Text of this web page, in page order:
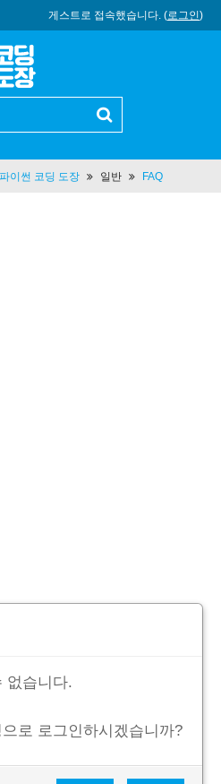
게스트로 접속했습니다. (로그인)
파이썬 코딩 도장 일반 FAQ
없습니다.
로 로그인하시겠습니까?